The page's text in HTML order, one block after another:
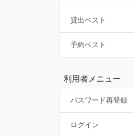
貸出ベスト
予約ベスト
利用者メニュー
パスワード再登録
ログイン